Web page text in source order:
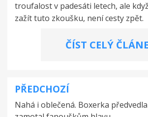
troufalost v padesáti letech, ale
zažít tuto zkoušku, není cesty zpět.
ČÍST CELÝ
Navigace
pro
PŘEDCHOZÍ
Nahá i oblečená. Boxerka